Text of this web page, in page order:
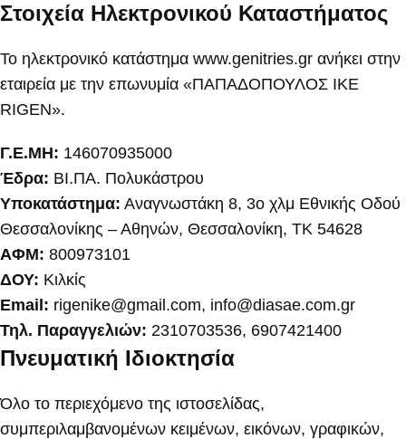
Στοιχεία Ηλεκτρονικού Καταστήματος
Το ηλεκτρονικό κατάστημα www.genitries.gr ανήκει στην
εταιρεία με την επωνυμία «ΠΑΠΑΔΟΠΟΥΛΟΣ ΙΚΕ
RIGEN».
Γ.Ε.ΜΗ: 146070935000
Έδρα: ΒΙ.ΠΑ. Πολυκάστρου
Υποκατάστημα: Αναγνωστάκη 8, 3ο χλμ Εθνικής Οδού
Θεσσαλονίκης – Αθηνών, Θεσσαλονίκη, ΤΚ 54628
ΑΦΜ: 800973101
ΔΟΥ: Κιλκίς
Email: rigenike@gmail.com, info@diasae.com.gr
Τηλ. Παραγγελιών: 2310703536, 6907421400
Πνευματική Ιδιοκτησία
Όλο το περιεχόμενο της ιστοσελίδας,
συμπεριλαμβανομένων κειμένων, εικόνων, γραφικών,